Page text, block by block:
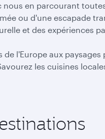
nous en parcourant
ou d'une escapade
et des expériences
de l'Europe aux
les cuisines